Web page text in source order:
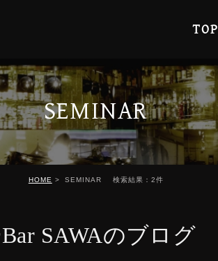
TOP
SEMINAR
HOME SEMINAR 検索結果：2件
SAWAのブログ